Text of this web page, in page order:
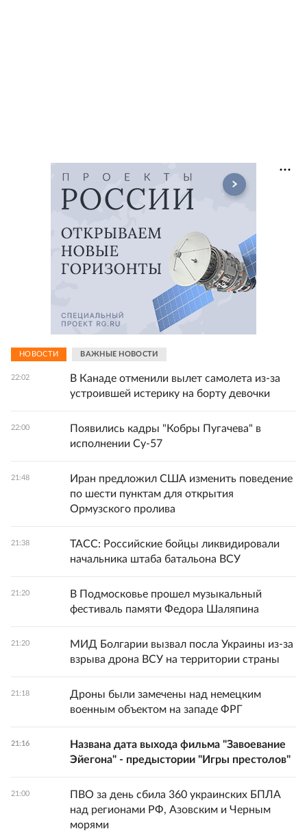
НОВОСТИ ВАЖНЫЕ НОВОСТИ
22:02
В Канаде отменили вылет самолета из-за
устроившей истерику на борту девочки
22:00
Появились кадры "Кобры Пугачева" в
исполнении Су-57
21:48
Иран предложил США изменить поведение
по шести пунктам для открытия
Ормузского пролива
21:38
ТАСС: Российские бойцы ликвидировали
начальника штаба батальона ВСУ
21:20
В Подмосковье прошел музыкальный
фестиваль памяти Федора Шаляпина
21:20
МИД Болгарии вызвал посла Украины из-за
взрыва дрона ВСУ на территории страны
21:18
Дроны были замечены над немецким
военным объектом на западе ФРГ
21:16
Названа дата выхода фильма "Завоевание
Эйегона" - предыстории "Игры престолов"
21:00
ПВО за день сбила 360 украинских БПЛА
над регионами РФ, Азовским и Черным
морями